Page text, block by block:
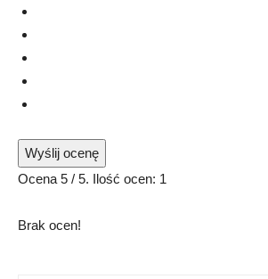
Wyślij ocenę
Ocena 5 / 5. Ilość ocen: 1
Brak ocen!